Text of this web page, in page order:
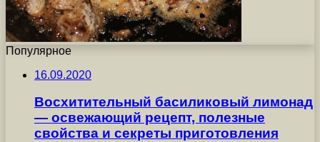
Популярное
16.09.2020
Восхитительный басиликовый лимонад
— освежающий рецепт, полезные
свойства и секреты приготовления